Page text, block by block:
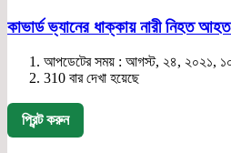
কাভার্ড ভ্যানের ধাক্কায় নারী নিহত
আপডেটের সময় : আগস্ট, ২৪, ২০২১,
310 বার দেখা হয়েছে
প্রিন্ট করুন